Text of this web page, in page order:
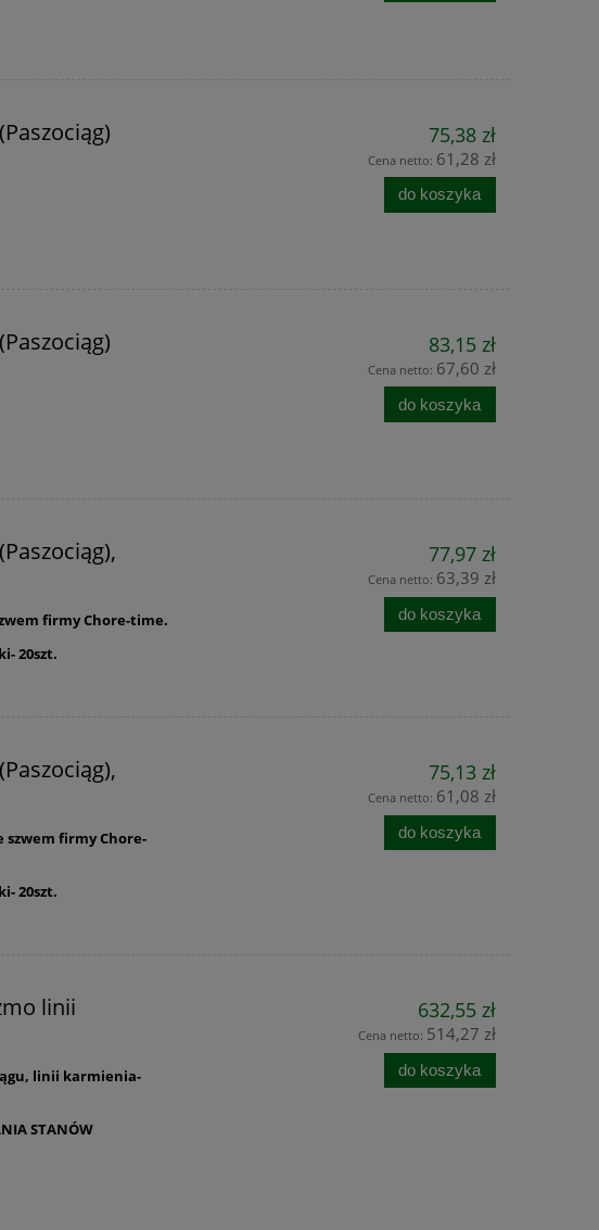
7,30 zł
Redukcja na rurę kwadrat 22mm,
adapter do reduktora starego
75,38 zł
Cena netto: 61,28 zł
do koszyka
83,15 zł
Cena netto: 67,60 zł
do koszyka
firmy Chore-time.
20szt.
77,97 zł
Cena netto: 63,39 zł
do koszyka
szwem firmy Chore-
20szt.
75,13 zł
Cena netto: 61,08 zł
do koszyka
linii
linii karmienia-
STANÓW
632,55 zł
Cena netto: 514,27 zł
do koszyka